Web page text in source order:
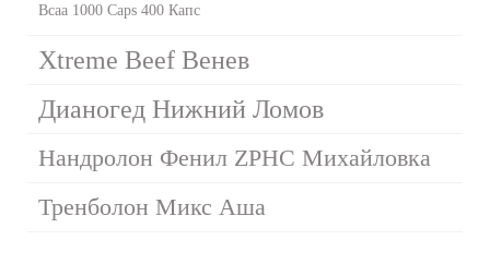
Bcaa 1000 Caps 400 Капс
Xtreme Beef Венев
Дианогед Нижний Ломов
Нандролон Фенил ZPHC Михайловка
Тренболон Микс Аша